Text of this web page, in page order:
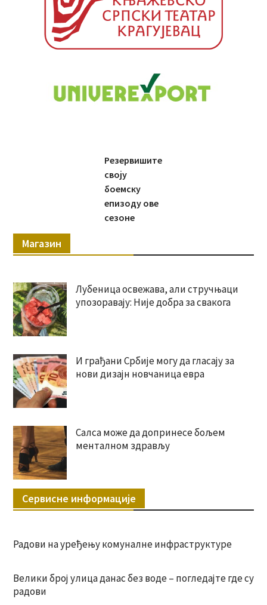
Резервишите
своју
боемску
епизоду ове
сезоне
Магазин
Лубеница освежава, али стручњаци
упозоравају: Није добра за свакога
И грађани Србије могу да гласају за
нови дизајн новчаница евра
Салса може да допринесе бољем
менталном здрављу
Сервисне информације
Радови на уређењу комуналне инфраструктуре
Велики број улица данас без воде – погледајте где су
радови